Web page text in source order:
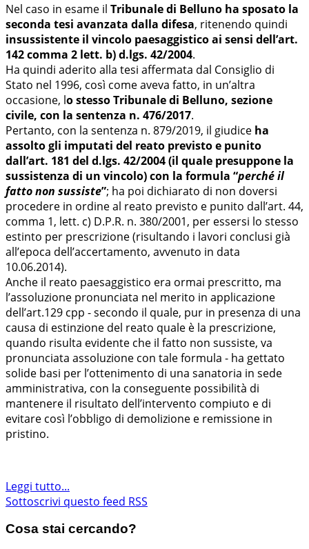
Nel caso in esame il Tribunale di Belluno ha sposato la
seconda tesi avanzata dalla difesa, ritenendo quindi
insussistente il vincolo paesaggistico ai sensi dell’art.
142 comma 2 lett. b) d.lgs. 42/2004.
Ha quindi aderito alla tesi affermata dal Consiglio di
Stato nel 1996, così come aveva fatto, in un’altra
occasione, lo stesso Tribunale di Belluno, sezione
civile, con la sentenza n. 476/2017.
Pertanto, con la sentenza n. 879/2019, il giudice ha
assolto gli imputati del reato previsto e punito
dall’art. 181 del d.lgs. 42/2004 (il quale presuppone la
sussistenza di un vincolo) con la formula “perché il
fatto non sussiste”; ha poi dichiarato di non doversi
procedere in ordine al reato previsto e punito dall’art. 44,
comma 1, lett. c) D.P.R. n. 380/2001, per essersi lo stesso
estinto per prescrizione (risultando i lavori conclusi già
all’epoca dell’accertamento, avvenuto in data
10.06.2014).
Anche il reato paesaggistico era ormai prescritto, ma
l’assoluzione pronunciata nel merito in applicazione
dell’art.129 cpp - secondo il quale, pur in presenza di una
causa di estinzione del reato quale è la prescrizione,
quando risulta evidente che il fatto non sussiste, va
pronunciata assoluzione con tale formula - ha gettato
solide basi per l’ottenimento di una sanatoria in sede
amministrativa, con la conseguente possibilità di
mantenere il risultato dell’intervento compiuto e di
evitare così l’obbligo di demolizione e remissione in
pristino.
Leggi tutto...
Sottoscrivi questo feed RSS
Cosa stai cercando?